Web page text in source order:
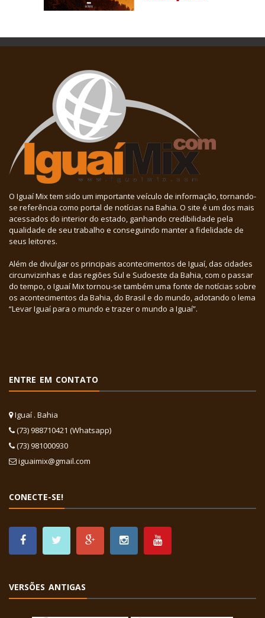
O Iguaí Mix tem sido um importante veículo de informação, tornando-
se referência como portal de notícias na Bahia. O site é um dos mais
acessados do interior do estado, ganhando credibilidade pela
qualidade de seu trabalho e conseguindo manter a fidelidade de
seus leitores.
Além de divulgar os principais acontecimentos de Iguaí, das cidades
circunvizinhas e das regiões Sul e Sudoeste da Bahia, com o passar
do tempo, o Iguaí Mix tornou-se também uma fonte de notícias sobre
os acontecimentos da Bahia, do Brasil e do mundo, adotando o lema
“Levar Iguaí para o mundo e trazer o mundo a Iguaí”.
ENTRE EM CONTATO
Iguaí . Bahia
(73) 988710421 (Whatsapp)
(73) 981000930
iguaimix@gmail.com
CONECTE-SE!
VERSÕES ANTIGAS